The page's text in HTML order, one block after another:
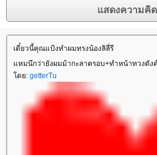
เดี๋ยวนี้คุณแป้งทำผมทรงน้องลิลี่รึ
แหมนึกว่ายังผมม้ากะลาครอบ+ทำหน้าทวงตัง
โดย: getterTu